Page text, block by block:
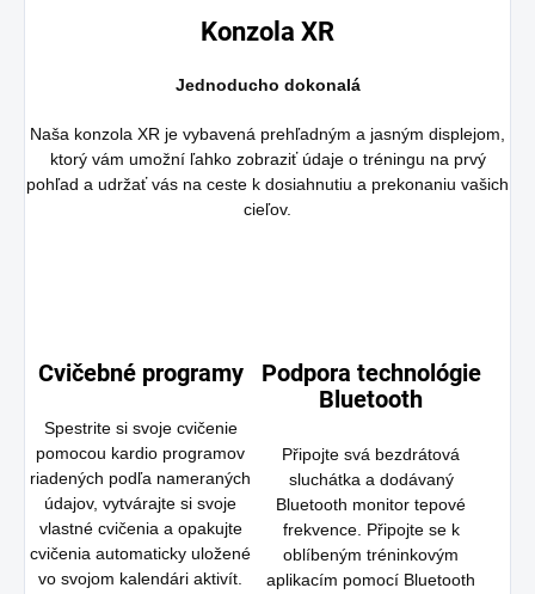
Konzola XR
Jednoducho dokonalá
Naša konzola XR je vybavená prehľadným a jasným displejom,
ktorý vám umožní ľahko zobraziť údaje o tréningu na prvý
pohľad a udržať vás na ceste k dosiahnutiu a prekonaniu vašich
cieľov.
Cvičebné programy
Spestrite si svoje cvičenie
pomocou kardio programov
riadených podľa nameraných
údajov, vytvárajte si svoje
vlastné cvičenia a opakujte
cvičenia automaticky uložené
vo svojom kalendári aktivít.
Podpora technológie
Bluetooth
Připojte svá bezdrátová
sluchátka a dodávaný
Bluetooth monitor tepové
frekvence. Připojte se k
oblíbeným tréninkovým
aplikacím pomocí Bluetooth